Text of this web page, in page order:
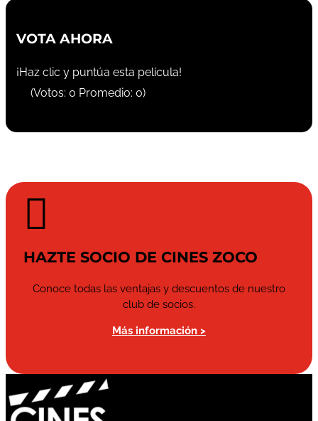
VOTA AHORA
¡Haz clic y puntúa esta película!
(Votos: 0 Promedio: 0)

HAZTE SOCIO DE CINES ZOCO
Conoce todas las ventajas y descuentos de nuestro
club de socios.
Más información >